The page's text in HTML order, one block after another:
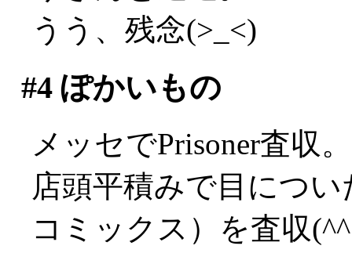
うう、残念(>_<)
#4ぽかいもの
メッセでPrisoner査収
店頭平積みで目につ
コミックス）を査収